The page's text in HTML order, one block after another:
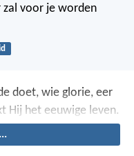
zal voor je worden
doet, wie glorie, eer
Hij het eeuwige leven.